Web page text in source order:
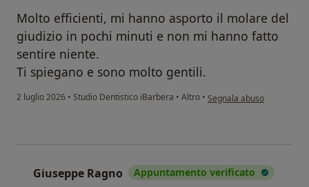
Molto efficienti, mi hanno asporto il molare del
giudizio in pochi minuti e non mi hanno fatto
sentire niente.
Ti spiegano e sono molto gentili.
2 luglio 2026 • Studio Dentistico iBarbera • Altro • secondo l'opinione
Segnala abuso
Giuseppe Ragno Appuntamento verificato